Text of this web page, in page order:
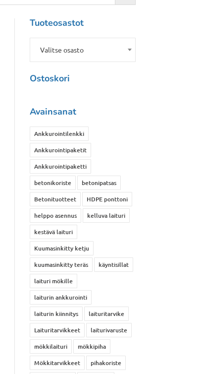
Tuoteosastot
Valitse osasto
Ostoskori
Avainsanat
Ankkurointilenkki
Ankkurointipaketit
Ankkurointipaketti
betonikoriste
betonipatsas
Betonituotteet
HDPE ponttoni
helppo asennus
kelluva laituri
kestävä laituri
Kuumasinkitty ketju
kuumasinkitty teräs
käyntisillat
laituri mökille
laiturin ankkurointi
laiturin kiinnitys
laituritarvike
Laituritarvikkeet
laiturivaruste
mökkilaituri
mökkipiha
Mökkitarvikkeet
pihakoriste